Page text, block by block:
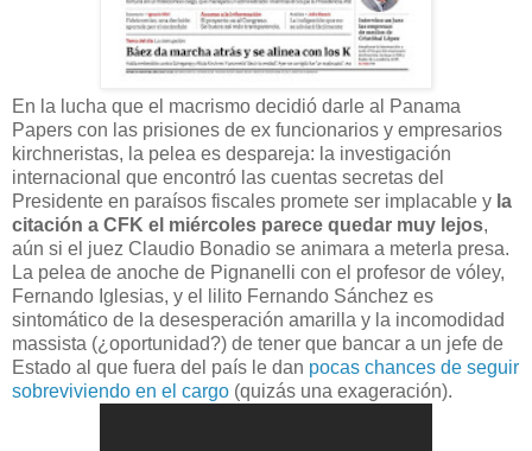
En la lucha que el macrismo decidió darle al Panama
Papers con las prisiones de ex funcionarios y empresarios
kirchneristas, la pelea es despareja: la investigación
internacional que encontró las cuentas secretas del
Presidente en paraísos fiscales promete ser implacable y la
citación a CFK el miércoles parece quedar muy lejos,
aún si el juez Claudio Bonadio se animara a meterla presa.
La pelea de anoche de Pignanelli con el profesor de vóley,
Fernando Iglesias, y el lilito Fernando Sánchez es
sintomático de la desesperación amarilla y la incomodidad
massista (¿oportunidad?) de tener que bancar a un jefe de
Estado al que fuera del país le dan pocas chances de seguir
sobreviviendo en el cargo (quizás una exageración).